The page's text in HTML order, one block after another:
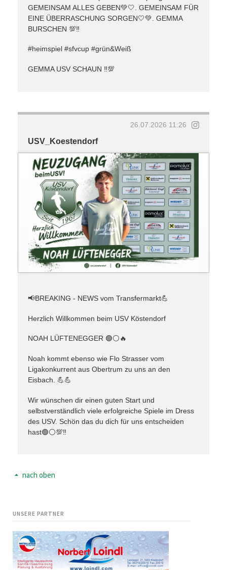
GEMEINSAM ALLES GEBEN💚🤍. GEMEINSAM FÜR
EINE ÜBERRASCHUNG SORGEN🤍💚. GEMMA
BURSCHEN 💯‼️
#heimspiel #sfvcup #grün&Weiß
GEMMA USV SCHAUN ‼️💯
26.07.2026 11:26
USV_Koestendorf
📢BREAKING - NEWS vom Transfermarkt💪
Herzlich Willkommen beim USV Köstendorf
NOAH LÜFTENEGGER 🟢⚪️🔥
Noah kommt ebenso wie Flo Strasser vom
Ligakonkurrent aus Obertrum zu uns an den
Eisbach. 💪💪
Wir wünschen dir einen guten Start und
selbstverständlich viele erfolgreiche Spiele im Dress
des USV. Schön das du dich für uns entscheiden
hast🟢⚪️💯‼️
nach oben
UNSERE PARTNER